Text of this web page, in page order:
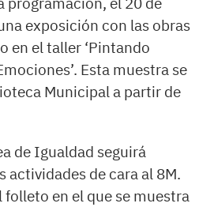
exposición con las obras
en el taller ‘Pintando
Esta muestra se
Municipal a partir de
de Igualdad seguirá
actividades de cara al 8M.
en el que se muestra